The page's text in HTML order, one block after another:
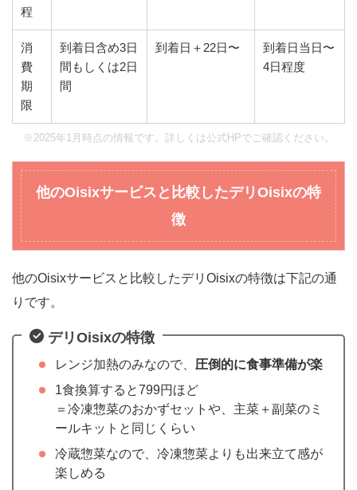
程
消
費
期
限
到着日含め3日
間もしくは2日
間
到着日＋22日〜
到着日当日〜
4日程度
※2025年1月時点の情報です。詳しくは公式HPでご確認ください。
他のOisixサービスと比較したデリOisixの特
徴
他のOisixサービスと比較したデリOisixの特徴は下記の通
りです。
デリOisixの特徴
レンジ加熱のみなので、 圧倒的に食事準備が楽
1食換算すると799円ほど
＝冷凍惣菜のおかずセットや、主菜＋副菜のミ
ールキットと同じくらい
冷蔵惣菜なので、冷凍惣菜よりも出来立て感が
楽しめる